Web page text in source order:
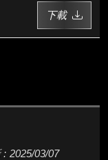
下載
2025/03/07